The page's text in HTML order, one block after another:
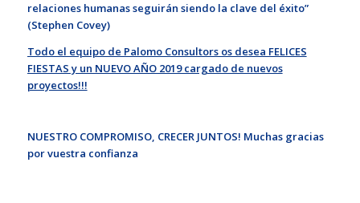
relaciones humanas seguirán siendo la clave del éxito”
(Stephen Covey)
Todo el equipo de Palomo Consultors os desea FELICES
FIESTAS y un NUEVO AÑO 2019 cargado de nuevos
proyectos!!!
NUESTRO COMPROMISO, CRECER JUNTOS! Muchas gracias
por vuestra confianza